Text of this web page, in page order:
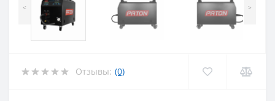
< >
Отзывы: (0)